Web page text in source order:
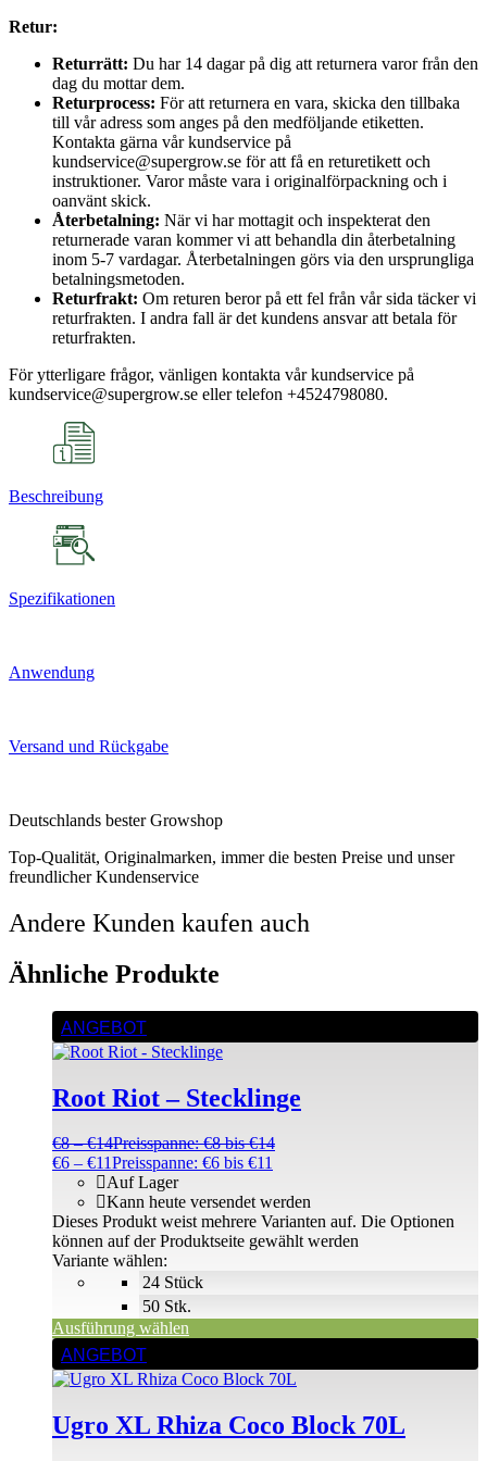
Retur:
Returrätt: Du har 14 dagar på dig att returnera varor från den
dag du mottar dem.
Returprocess: För att returnera en vara, skicka den tillbaka
till vår adress som anges på den medföljande etiketten.
Kontakta gärna vår kundservice på
kundservice@supergrow.se för att få en returetikett och
instruktioner. Varor måste vara i originalförpackning och i
oanvänt skick.
Återbetalning: När vi har mottagit och inspekterat den
returnerade varan kommer vi att behandla din återbetalning
inom 5-7 vardagar. Återbetalningen görs via den ursprungliga
betalningsmetoden.
Returfrakt: Om returen beror på ett fel från vår sida täcker vi
returfrakten. I andra fall är det kundens ansvar att betala för
returfrakten.
För ytterligare frågor, vänligen kontakta vår kundservice på
kundservice@supergrow.se eller telefon +4524798080.
Beschreibung
Spezifikationen
Anwendung
Versand und Rückgabe
Deutschlands bester Growshop
Top-Qualität, Originalmarken, immer die besten Preise und unser
freundlicher Kundenservice
Andere Kunden kaufen auch
Ähnliche Produkte
ANGEBOT
Root Riot – Stecklinge
€8 –€14Preisspanne: €8 bis €14
€6 – €11Preisspanne: €6 bis €11
24 Stück
50 Stk.
Auf Lager
Kann heute versendet werden
Variante wählen:
Ausführung wählen
Dieses Produkt weist mehrere Varianten auf. Die Optionen
können auf der Produktseite gewählt werden
ANGEBOT
Ugro XL Rhiza Coco Block 70L